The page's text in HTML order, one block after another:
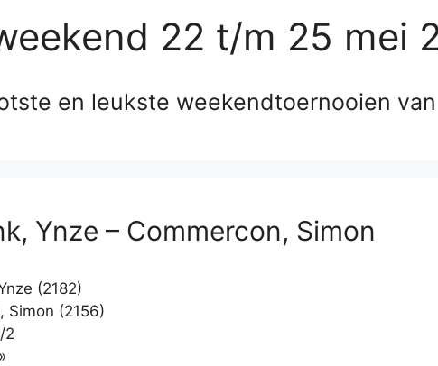
22 t/m 25 mei
en leukste weekendtoernooien
Ynze – Commercon, Simon
(2182)
Simon (2156)
2